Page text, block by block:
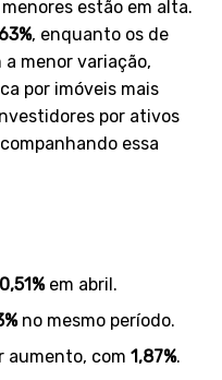
estão em alta.
, enquanto os de
menor variação,
por imóveis mais
por ativos
essa
0,51%em abril.
no mesmo período.
aumento, com 1,87%.